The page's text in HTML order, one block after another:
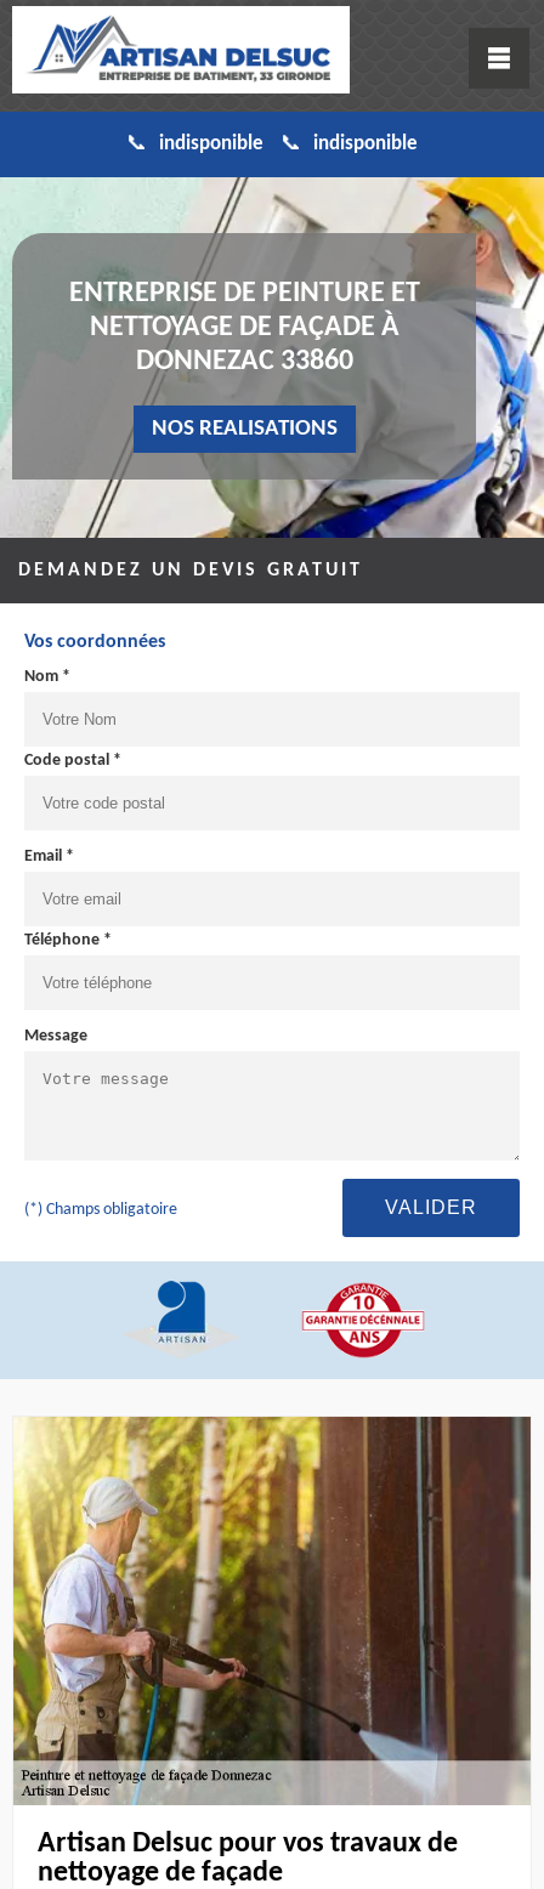
indisponible indisponible
ENTREPRISE DE PEINTURE ET
NETTOYAGE DE FAÇADE À
DONNEZAC 33860
NOS REALISATIONS
DEMANDEZ UN DEVIS GRATUIT
Vos coordonnées
Nom *
Code postal *
Email *
Téléphone *
Message
(*) Champs obligatoire
Artisan Delsuc pour vos travaux de
nettoyage de façade